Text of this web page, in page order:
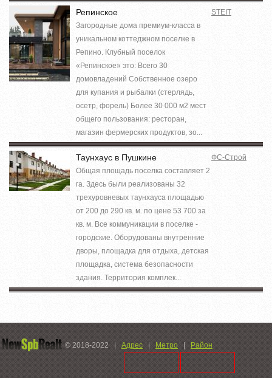
Репинское
Загородные дома премиум-класса в
уникальном коттеджном поселке в
Репино. Клубный поселок
«Репинское» это: Всего 30
домовладений Собственное озеро
для купания и рыбалки (стерлядь,
осетр, форель) Более 30 000 м2 мест
общего пользования: ресторан,
магазин фермерских продуктов, зо...
STEIT
Таунхаус в Пушкине
Общая площадь поселка составляет 2
га. Здесь были реализованы 32
трехуровневых таунхауса площадью
от 200 до 290 кв. м. по цене 53 700 за
кв. м. Все коммуникации в поселке -
городские. Оборудованы внутренние
дворы, площадка для отдыха, детская
площадка, система безопасности
здания. Территория комплек...
ФС-Строй
© 2018-2022 | Адрес | Метро | Район